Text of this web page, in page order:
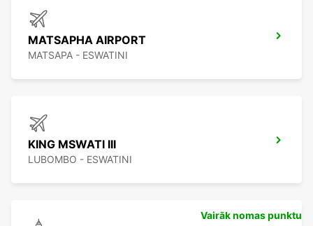
MATSAPHA AIRPORT
MATSAPA - ESWATINI
KING MSWATI III
LUBOMBO - ESWATINI
Vairāk nomas punktu